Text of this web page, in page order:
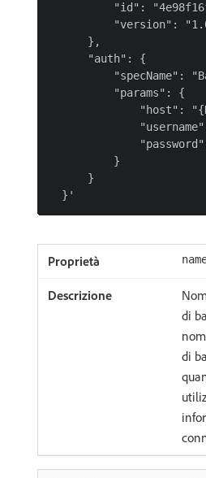
"id":
"version":
      },
      "auth": {
"specName":
          "params": {
"host":
          }
      }
di
di